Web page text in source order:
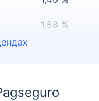
1,58 %